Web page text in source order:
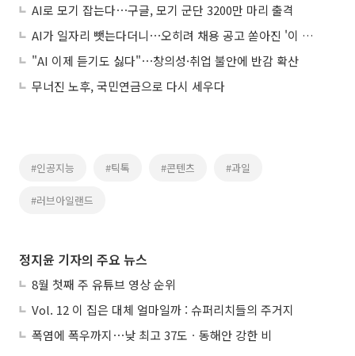
AI로 모기 잡는다⋯구글, 모기 군단 3200만 마리 출격
AI가 일자리 뺏는다더니⋯오히려 채용 공고 쏟아진 '이 회사'
"AI 이제 듣기도 싫다"⋯창의성·취업 불안에 반감 확산
무너진 노후, 국민연금으로 다시 세우다
#인공지능 #틱톡 #콘텐츠 #과일
#러브아일랜드
정지윤 기자의 주요 뉴스
8월 첫째 주 유튜브 영상 순위
Vol. 12 이 집은 대체 얼마일까 : 슈퍼리치들의 주거지
폭염에 폭우까지⋯낮 최고 37도ㆍ동해안 강한 비